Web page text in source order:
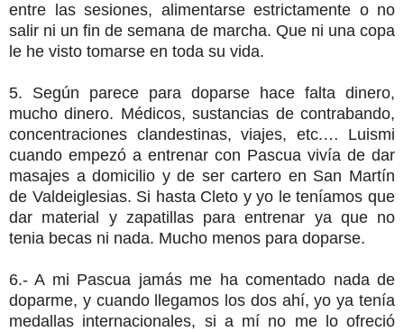
entre las sesiones, alimentarse estrictamente o no
salir ni un fin de semana de marcha. Que ni una copa
le he visto tomarse en toda su vida.
5. Según parece para doparse hace falta dinero,
mucho dinero. Médicos, sustancias de contrabando,
concentraciones clandestinas, viajes, etc.… Luismi
cuando empezó a entrenar con Pascua vivía de dar
masajes a domicilio y de ser cartero en San Martín
de Valdeiglesias. Si hasta Cleto y yo le teníamos que
dar material y zapatillas para entrenar ya que no
tenia becas ni nada. Mucho menos para doparse.
6.- A mi Pascua jamás me ha comentado nada de
doparme, y cuando llegamos los dos ahí, yo ya tenía
medallas internacionales, si a mí no me lo ofreció